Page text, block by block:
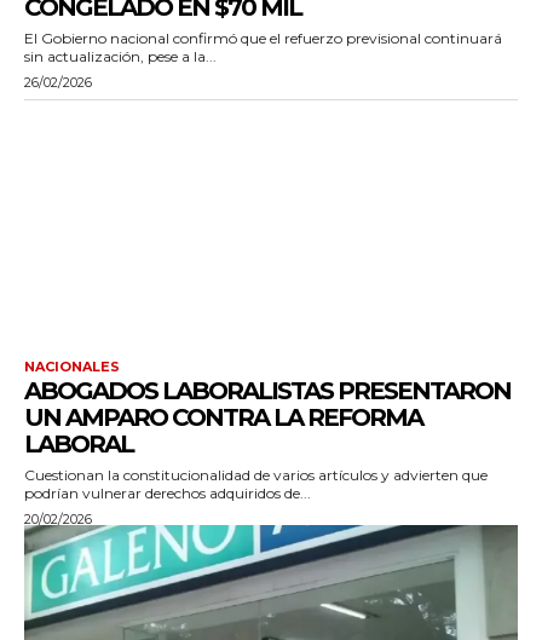
CONGELADO EN $70 MIL
El Gobierno nacional confirmó que el refuerzo previsional continuará
sin actualización, pese a la...
26/02/2026
NACIONALES
ABOGADOS LABORALISTAS PRESENTARON
UN AMPARO CONTRA LA REFORMA
LABORAL
Cuestionan la constitucionalidad de varios artículos y advierten que
podrían vulnerar derechos adquiridos de...
20/02/2026